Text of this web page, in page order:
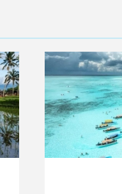
AUG
04
2026
Ubud,
Canggu
ou
Sanur
où
poser